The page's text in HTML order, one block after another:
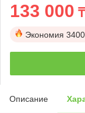
133 000 ₸
Экономия
Описание